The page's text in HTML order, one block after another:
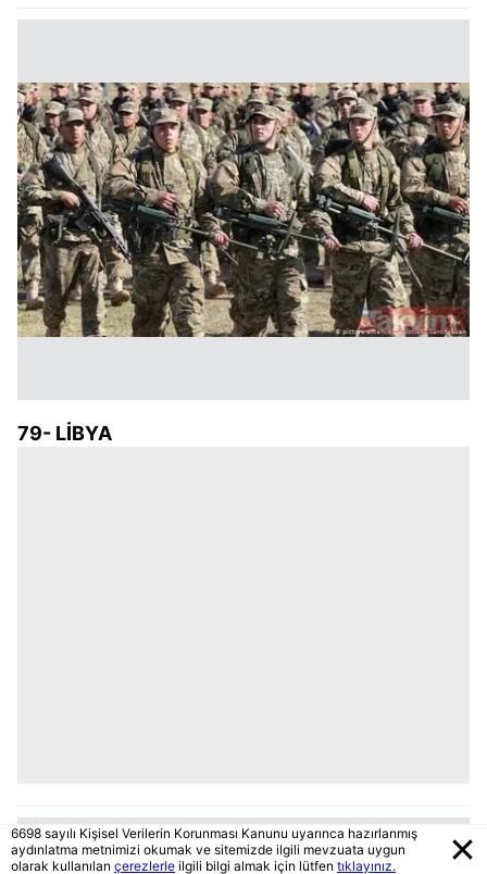
79- LİBYA
6698 sayılı Kişisel Verilerin Korunması Kanunu uyarınca hazırlanmış
aydınlatma metnimizi okumak ve sitemizde ilgili mevzuata uygun
olarak kullanılan çerezlerle ilgili bilgi almak için lütfen tıklayınız.